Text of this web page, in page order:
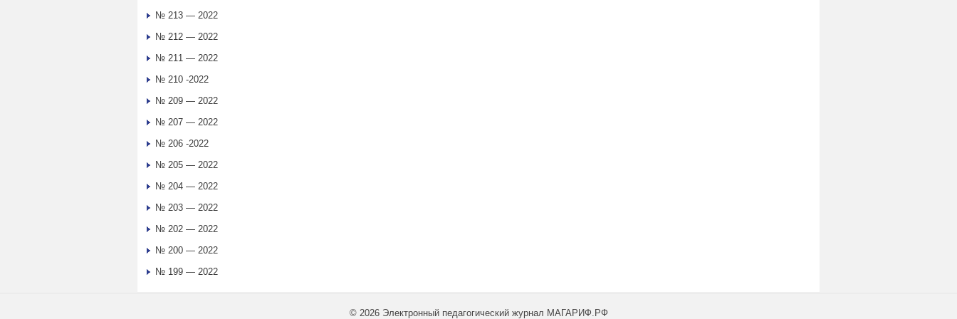
№ 213 — 2022
№ 212 — 2022
№ 211 — 2022
№ 210 -2022
№ 209 — 2022
№ 207 — 2022
№ 206 -2022
№ 205 — 2022
№ 204 — 2022
№ 203 — 2022
№ 202 — 2022
№ 200 — 2022
№ 199 — 2022
© 2026 Электронный педагогический журнал МАГАРИФ.РФ